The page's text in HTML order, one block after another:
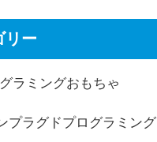
リー
ラミングおもちゃ
プラグドプログラミング